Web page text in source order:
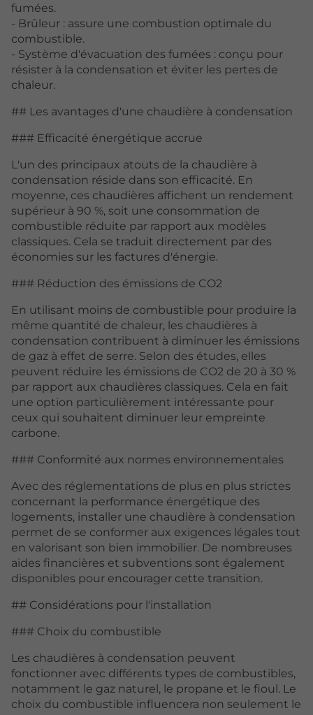
fumées.
- Brûleur : assure une combustion optimale du
combustible.
- Système d'évacuation des fumées : conçu pour
résister à la condensation et éviter les pertes de
chaleur.
## Les avantages d'une chaudière à condensation
### Efficacité énergétique accrue
L'un des principaux atouts de la chaudière à
condensation réside dans son efficacité. En
moyenne, ces chaudières affichent un rendement
supérieur à 90 %, soit une consommation de
combustible réduite par rapport aux modèles
classiques. Cela se traduit directement par des
économies sur les factures d'énergie.
### Réduction des émissions de CO2
En utilisant moins de combustible pour produire la
même quantité de chaleur, les chaudières à
condensation contribuent à diminuer les émissions
de gaz à effet de serre. Selon des études, elles
peuvent réduire les émissions de CO2 de 20 à 30 %
par rapport aux chaudières classiques. Cela en fait
une option particulièrement intéressante pour
ceux qui souhaitent diminuer leur empreinte
carbone.
### Conformité aux normes environnementales
Avec des réglementations de plus en plus strictes
concernant la performance énergétique des
logements, installer une chaudière à condensation
permet de se conformer aux exigences légales tout
en valorisant son bien immobilier. De nombreuses
aides financières et subventions sont également
disponibles pour encourager cette transition.
## Considérations pour l'installation
### Choix du combustible
Les chaudières à condensation peuvent
fonctionner avec différents types de combustibles,
notamment le gaz naturel, le propane et le fioul. Le
choix du combustible influencera non seulement le